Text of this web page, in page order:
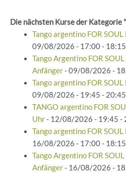
Die nächsten Kurse der Kategorie
Tango argentino FOR
09/08/2026 - 17:00 - 18:15
Tango Argentino FOR
Anfänger- 09/08/2026 -
Tango argentino FOR
09/08/2026 - 19:45 - 20:45
TANGO argentino FOR
Uhr- 12/08/2026 - 19:45 -
Tango argentino FOR
16/08/2026 - 17:00 - 18:15
Tango Argentino FOR
Anfänger- 16/08/2026 -